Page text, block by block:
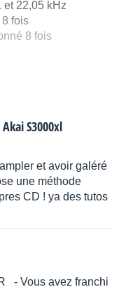
et 22,05 kHz
8 fois
8 fois
voie
et XLR
XLR
6,35
S3000xl
et avoir galéré
une méthode
CD ! ya des tutos
- Vous avez franchi